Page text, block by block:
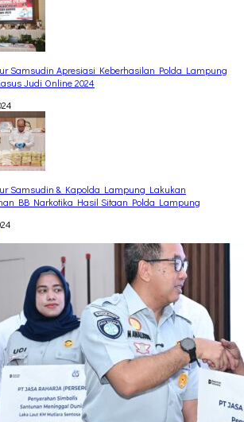
Samsudin Apresiasi Keberhasilan Polda Lampung
Judi Online 2024
Samsudin & Kapolda Lampung Lakukan
BB Narkotika Hasil Sitaan Polda Lampung